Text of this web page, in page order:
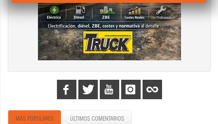
MÁS POPULARES ÚLTIMOS COMENTARIOS